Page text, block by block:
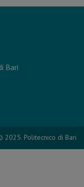
Bari
2025. Politecnico di Bari